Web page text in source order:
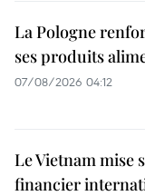
La Pologne
ses produits
07/08/2026 04:12
Le Vietnam mise
financier